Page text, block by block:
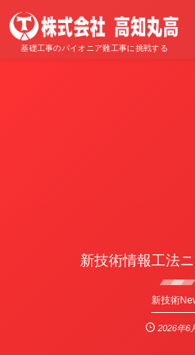
基礎工事のパイオニア難工事に挑戦する
新技術情報工法
新技術
2026年6